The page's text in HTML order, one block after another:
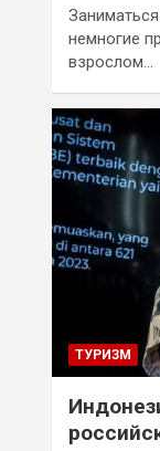
немногие
взрослом…
ТУРИЗМ